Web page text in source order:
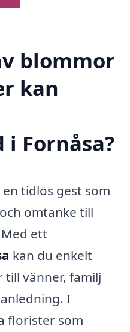
blommor
kan
Fornåsa?
tidlös gest som
omtanke till
ett
kan du enkelt
till vänner, familj
I
florister som